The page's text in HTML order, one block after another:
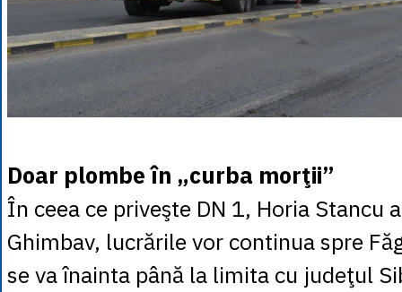
Doar plombe în „curba morţii”
În ceea ce priveşte DN 1, Horia Stancu
Ghimbav, lucrările vor continua spre
se va înainta până la limita cu judeţul